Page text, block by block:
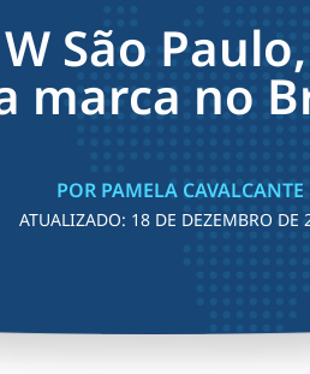
São
marca no
POR PAMELA CAVALCANTE
ATUALIZADO: 18 DE DEZEMBRO DE